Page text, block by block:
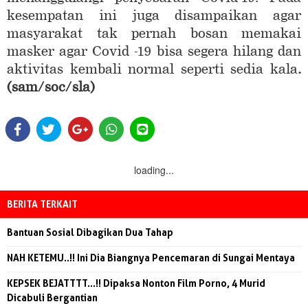
kesempatan ini juga disampaikan agar
masyarakat tak pernah bosan memakai
masker agar Covid -19 bisa segera hilang dan
aktivitas kembali normal seperti sedia kala.
(sam/soc/sla)
loading...
BERITA TERKAIT
Bantuan Sosial Dibagikan Dua Tahap
NAH KETEMU..!! Ini Dia Biangnya Pencemaran di Sungai Mentaya
KEPSEK BEJATTTT...!! Dipaksa Nonton Film Porno, 4 Murid
Dicabuli Bergantian